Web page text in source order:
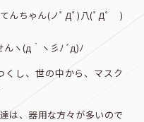
てんちゃん(ノﾟДﾟ)八(ﾟДﾟ )
んヽ(д｀ヽ彡ﾉ´д)ﾉ
くし、世の中から、マスク
は、器用な方々が多いので